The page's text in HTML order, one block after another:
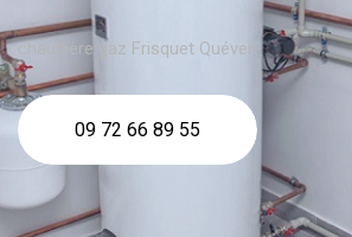
chaudière gaz Frisquet Quéven
09 72 66 89 55